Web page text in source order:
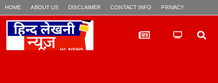
HOME ABOUT US DISCLAIMER CONTACT INFO PRIVACY POLICY